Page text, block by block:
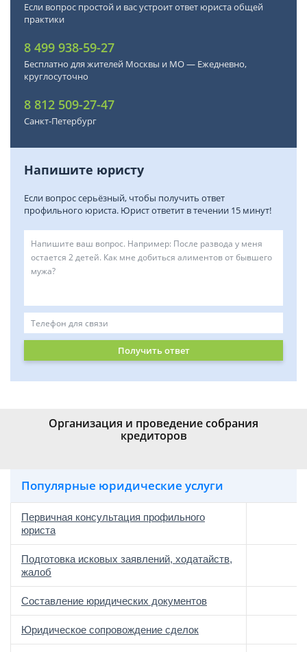
Если вопрос простой и вас устроит ответ юриста общей
практики
8 499 938-59-27
Бесплатно для жителей Москвы и МО — Ежедневно,
круглосуточно
8 812 509-27-47
Санкт-Петербург
Напишите юристу
Если вопрос серьёзный, чтобы получить ответ
профильного юриста. Юрист ответит в течении 15 минут!
Получить ответ
Организация и проведение собрания
кредиторов
Популярные юридические услуги
Первичная консультация профильного
юриста
Подготовка исковых заявлений, ходатайств,
жалоб
Составление юридических документов
Юридическое сопровождение сделок